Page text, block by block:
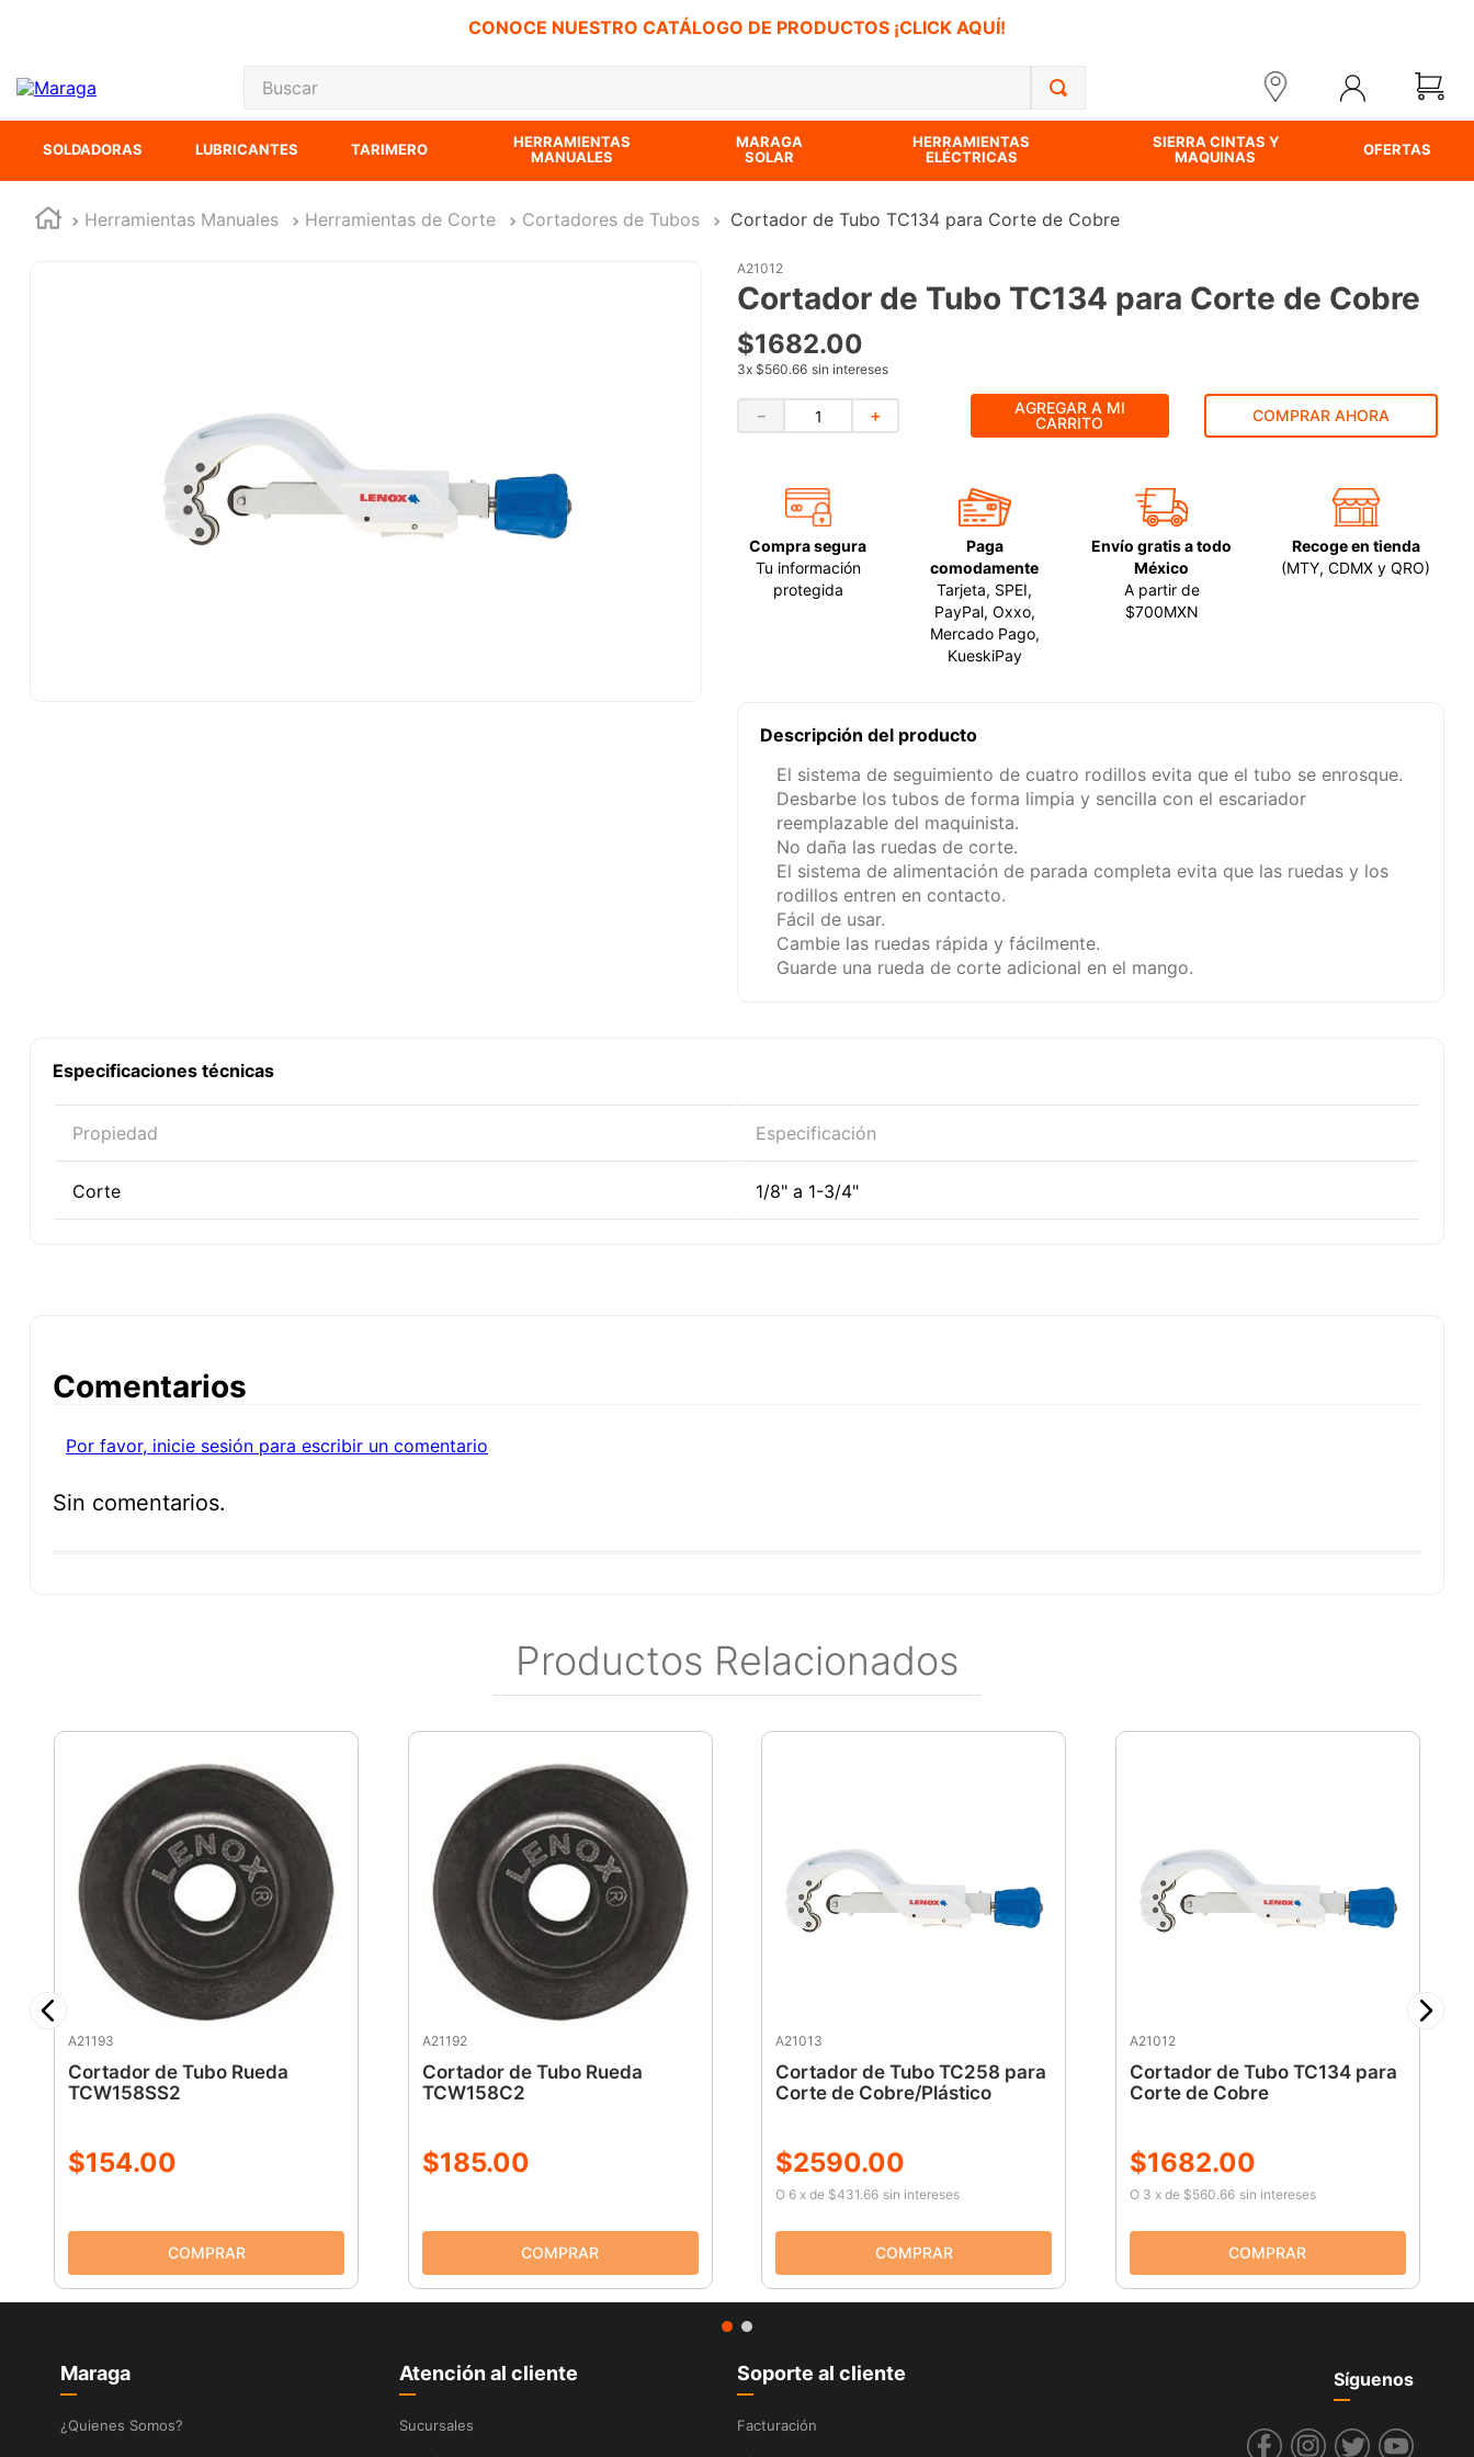
CONOCE NUESTRO CATÁLOGO DE PRODUCTOS ¡CLICK AQUÍ!
Buscar
SOLDADORAS LUBRICANTES TARIMERO
HERRAMIENTAS
MANUALES
MARAGA
SOLAR
HERRAMIENTAS
ELÉCTRICAS
SIERRA CINTAS Y
MAQUINAS
OFERTAS
Herramientas Manuales Herramientas de Corte Cortadores de Tubos Cortador de Tubo TC134 para Corte de Cobre
A21012
Cortador de Tubo TC134 para Corte de Cobre
$1682.00
3x $560.66 sin intereses
＋
－
AGREGAR A MI
CARRITO
COMPRAR AHORA
Compra segura
Tu información
protegida
Paga
comodamente
Tarjeta, SPEI,
PayPal, Oxxo,
Mercado Pago,
KueskiPay
Envío gratis a todo
México
A partir de
$700MXN
Recoge en tienda
(MTY, CDMX y QRO)
Descripción del producto
El sistema de seguimiento de cuatro rodillos evita que el tubo se enrosque.
Desbarbe los tubos de forma limpia y sencilla con el escariador
reemplazable del maquinista.
No daña las ruedas de corte.
El sistema de alimentación de parada completa evita que las ruedas y los
rodillos entren en contacto.
Fácil de usar.
Cambie las ruedas rápida y fácilmente.
Guarde una rueda de corte adicional en el mango.
Especificaciones técnicas
Propiedad Especificación
Corte 1/8" a 1-3/4"
Comentarios
Por favor, inicie sesión para escribir un comentario
Sin comentarios.
Productos Relacionados
A21193
Cortador de Tubo Rueda
TCW158SS2
$154.00
A21192
Cortador de Tubo Rueda
TCW158C2
$185.00
A21013
Cortador de Tubo TC258 para
Corte de Cobre/Plástico
$2590.00
O 6 x de $431.66 sin intereses
A21012
Cortador de Tubo TC134 para
Corte de Cobre
$1682.00
O 3 xde $560.66 sin intereses
Maraga
¿Quienes Somos?
Atención al cliente
Sucursales
Soporte al cliente
Facturación
Síguenos
TÉRMINOS MÁS BUSCADOS
9.
-cut
esmeriladora